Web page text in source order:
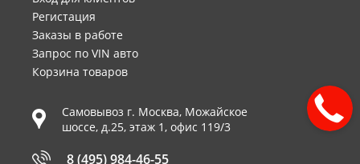
Регистация
Заказы в работе
Запрос по VIN авто
Корзина товаров
Самовывоз г. Москва, Можайское
шоссе, д.25, этаж 1, офис 119/3
8 (495) 984-46-55